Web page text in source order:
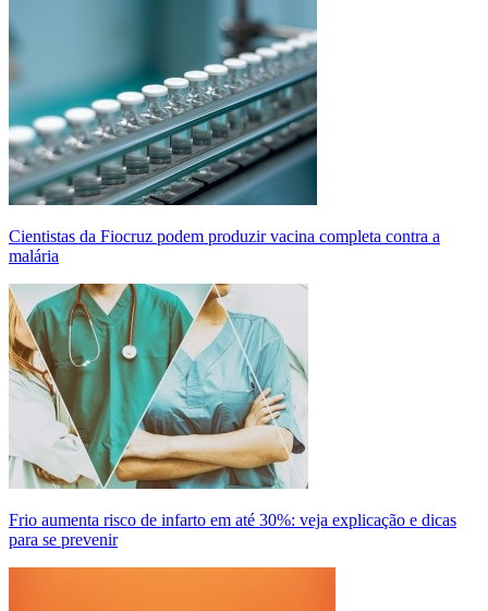
Cientistas da Fiocruz podem produzir vacina completa contra a
malária
Frio aumenta risco de infarto em até 30%: veja explicação e dicas
para se prevenir